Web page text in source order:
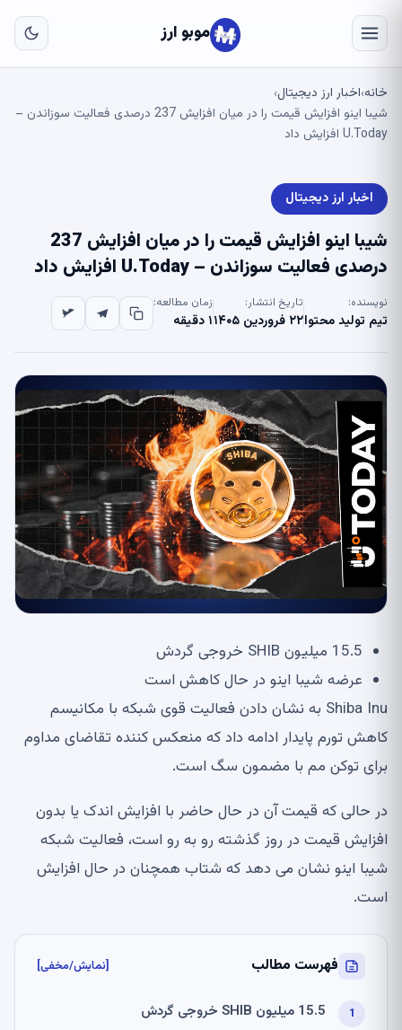
موبو ارز
خانه›اخبار ارز دیجیتال›
شیبا اینو افزایش قیمت را در میان افزایش 237 درصدی فعالیت سوزاندن –
U.Today افزایش داد
اخبار ارز دیجیتال
شیبا اینو افزایش قیمت را در میان افزایش 237
درصدی فعالیت سوزاندن – U.Today افزایش داد
نویسنده:
تیم تولید محتوا
تاریخ انتشار:
۲۲ فروردین ۱۴۰۵
زمان مطالعه:
۱ دقیقه
15.5 میلیون SHIB خروجی گردش
عرضه شیبا اینو در حال کاهش است
Shiba Inu به نشان دادن فعالیت قوی شبکه با مکانیسم
کاهش تورم پایدار ادامه داد که منعکس کننده تقاضای مداوم
برای توکن مم با مضمون سگ است.
در حالی که قیمت آن در حال حاضر با افزایش اندک یا بدون
افزایش قیمت در روز گذشته رو به رو است، فعالیت شبکه
شیبا اینو نشان می دهد که شتاب همچنان در حال افزایش
است.
فهرست مطالب [نمایش/مخفی]
15.5 میلیون SHIB خروجی گردش